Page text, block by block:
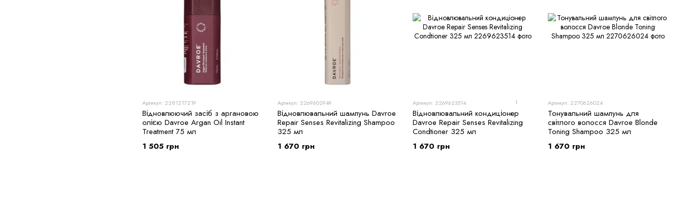
Тепер DAVROE — це не просто бренд, а символ інноваційної якості, відданості своїм принципам і глибокої поваги до
планети та її мешканців. Він пишається своєю австралійською спадщиною та прагне забезпечити найкращий догляд,
зберігаючи цінності на першому місці.
Артикул: 2281217219
Відновлюючий засіб з аргановою
олією Davroe Argan Oil Instant
Treatment 75 мл
1 505 грн
Артикул: 2269602949
Відновлювальний шампунь Davroe
Repair Senses Revitalizing Shampoo
325 мл
1 670 грн
Артикул: 2269623514 1
Відновлювальний кондиціонер
Davroe Repair Senses Revitalizing
Condtioner 325 мл
1 670 грн
Артикул: 2270626024
Тонувальний шампунь для
світлого волосся Davroe Blonde
Toning Shampoo 325 мл
1 670 грн